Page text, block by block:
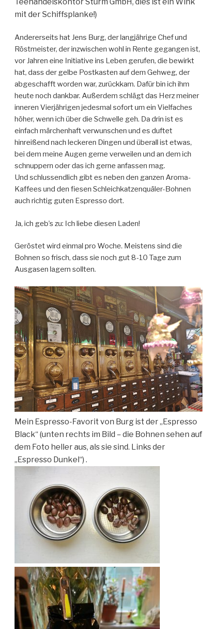
mit der Schiffsplanke!)
Andererseits hat Jens Burg, der langjährige Chef und
Röstmeister, der inzwischen wohl in Rente gegangen ist,
vor Jahren eine Initiative ins Leben gerufen, die bewirkt
hat, dass der gelbe Postkasten auf dem Gehweg, der
abgeschafft worden war, zurückkam. Dafür bin ich ihm
heute noch dankbar. Außerdem schlägt das Herz meiner
inneren Vierjährigen jedesmal sofort um ein Vielfaches
höher, wenn ich über die Schwelle geh. Da drin ist es
einfach märchenhaft verwunschen und es duftet
hinreißend nach leckeren Dingen und überall ist etwas,
bei dem meine Augen gerne verweilen und an dem ich
schnuppern oder das ich gerne anfassen mag.
Und schlussendlich gibt es neben den ganzen Aroma-
Kaffees und den fiesen Schleichkatzenquäler-Bohnen
auch richtig guten Espresso dort.
Ja, ich geb’s zu: Ich liebe diesen Laden!
Geröstet wird einmal pro Woche. Meistens sind die
Bohnen so frisch, dass sie noch gut 8-10 Tage zum
Ausgasen lagern sollten.
Mein Espresso-Favorit von Burg ist der„Espresso
Black“ (unten rechts im Bild – die Bohnen sehen auf
dem Foto heller aus, als sie sind. Links der
„Espresso Dunkel“) .